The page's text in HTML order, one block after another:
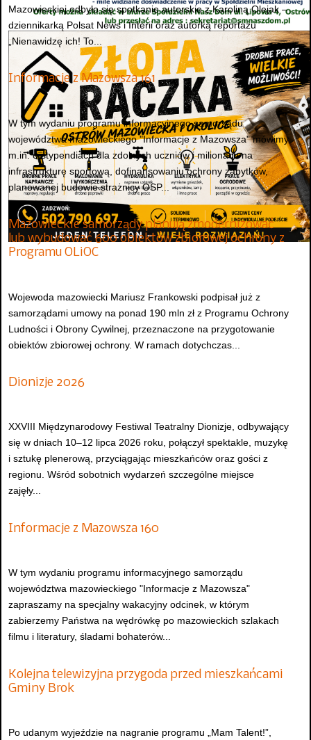
Mazowieckiej odbyło się spotkanie autorskie z Karoliną Olejak –
dziennikarką Polsat News i Interii oraz autorką reportażu
„Nienawidzę ich! To...
Informacje z Mazowsza 161
W tym wydaniu programu informacyjnego samorządu
województwa mazowieckiego "Informacje z Mazowsza" mówimy
m.in. o stypendiach dla zdolnych uczniów i milionach na
infrastrukturę sportową, dofinansowaniu ochrony zabytków,
planowanej budowie strażnicy OSP...
Mazowieckie samorządy planują zmodernizować
lub wybudować 600 obiektów zbiorowej ochrony z
Programu OLiOC
Wojewoda mazowiecki Mariusz Frankowski podpisał już z
samorządami umowy na ponad 190 mln zł z Programu Ochrony
Ludności i Obrony Cywilnej, przeznaczone na przygotowanie
obiektów zbiorowej ochrony. W ramach dotychczas...
Dionizje 2026
XXVIII Międzynarodowy Festiwal Teatralny Dionizje, odbywający
się w dniach 10–12 lipca 2026 roku, połączył spektakle, muzykę
i sztukę plenerową, przyciągając mieszkańców oraz gości z
regionu. Wśród sobotnich wydarzeń szczególne miejsce
zajęły...
Informacje z Mazowsza 160
W tym wydaniu programu informacyjnego samorządu
województwa mazowieckiego "Informacje z Mazowsza"
zapraszamy na specjalny wakacyjny odcinek, w którym
zabierzemy Państwa na wędrówkę po mazowieckich szlakach
filmu i literatury, śladami bohaterów...
Kolejna telewizyjna przygoda przed mieszkańcami
Gminy Brok
Po udanym wyjeździe na nagranie programu „Mam Talent!”,